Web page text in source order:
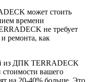
может стоить
времени
не требует
ремонта, как
из ДПК TERRADECK
стоимости вашего
на 20-40% больше. Это